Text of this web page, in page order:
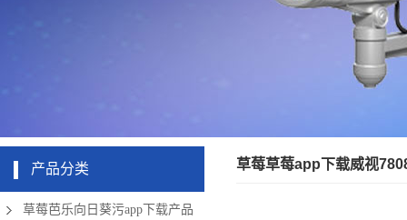
盘录像机
电设备
草莓成版人
产品分类
草莓芭乐向日葵污app下载产品
草莓草莓app下载威视